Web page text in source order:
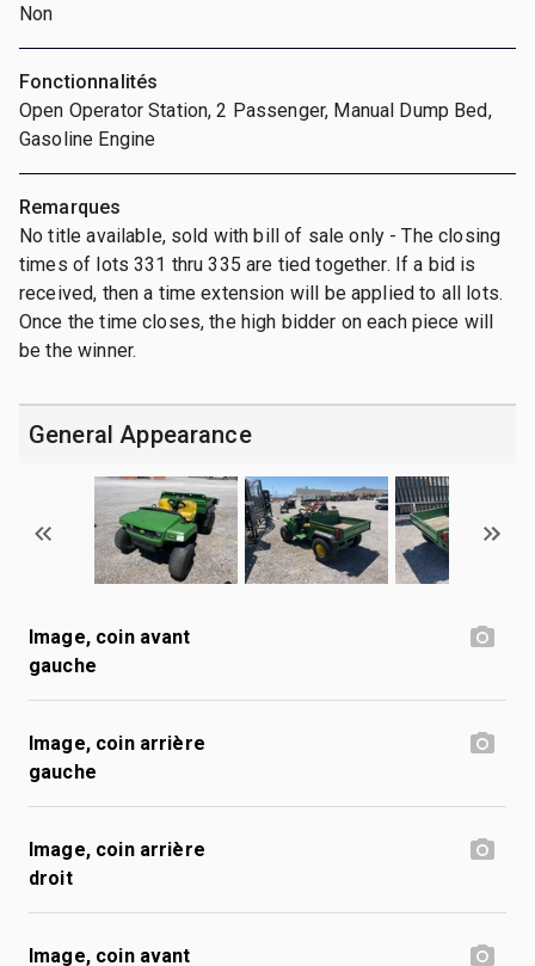
Non
Fonctionnalités
Open Operator Station, 2 Passenger, Manual Dump Bed,
Gasoline Engine
Remarques
No title available, sold with bill of sale only - The closing
times of lots 331 thru 335 are tied together. If a bid is
received, then a time extension will be applied to all lots.
Once the time closes, the high bidder on each piece will
be the winner.
General Appearance
Image, coin avant
gauche
Image, coin arrière
gauche
Image, coin arrière
droit
Image, coin avant